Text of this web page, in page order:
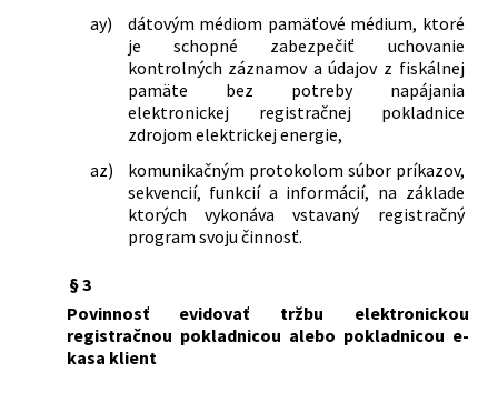
ay)
dátovým médiom pamäťové médium, ktoré
je schopné zabezpečiť uchovanie
kontrolných záznamov a údajov z fiskálnej
pamäte bez potreby napájania
elektronickej registračnej pokladnice
zdrojom elektrickej energie,
az)
komunikačným protokolom súbor príkazov,
sekvencií, funkcií a informácií, na základe
ktorých vykonáva vstavaný registračný
program svoju činnosť.
§ 3
Povinnosť evidovať tržbu elektronickou
registračnou pokladnicou alebo pokladnicou e-
kasa klient